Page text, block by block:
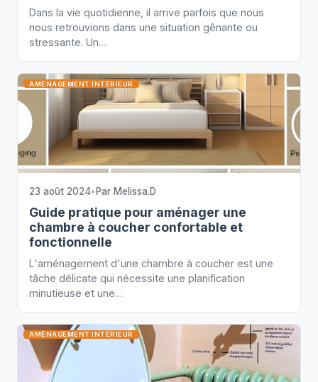
Dans la vie quotidienne, il arrive parfois que nous
nous retrouvions dans une situation gênante ou
stressante. Un…
AMÉNAGEMENT INTÉRIEUR
23 août 2024• Par Melissa.D
Guide pratique pour aménager une
chambre à coucher confortable et
fonctionnelle
L'aménagement d'une chambre à coucher est une
tâche délicate qui nécessite une planification
minutieuse et une…
AMÉNAGEMENT INTÉRIEUR